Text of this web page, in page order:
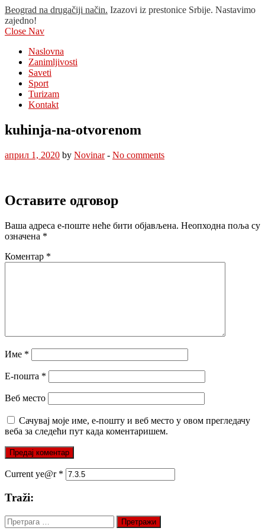
Beograd na drugačiji način. Izazovi iz prestonice Srbije. Nastavimo
zajedno!
Close Nav
Naslovna
Zanimljivosti
Saveti
Sport
Turizam
Kontakt
kuhinja-na-otvorenom
април 1, 2020 by Novinar- No comments
Оставите одговор
Ваша адреса е-поште неће бити објављена. Неопходна поља су
означена *
Коментар *
Име *
Е-пошта *
Веб место
Сачувај моје име, е-пошту и веб место у овом прегледачу
веба за следећи пут када коментаришем.
Current ye@r *
Traži:
Претрага